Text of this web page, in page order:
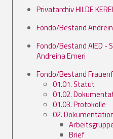
Privatarchiv HILDE
Fondo/Bestand
Fondo/Bestand AIED -
Andreina Emeri
Fondo/Bestand
01.01. Statut
01.02.
01.03. Protokolle
02.
Brief